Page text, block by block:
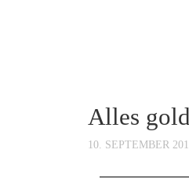
Alles
10. SEPTEMBER